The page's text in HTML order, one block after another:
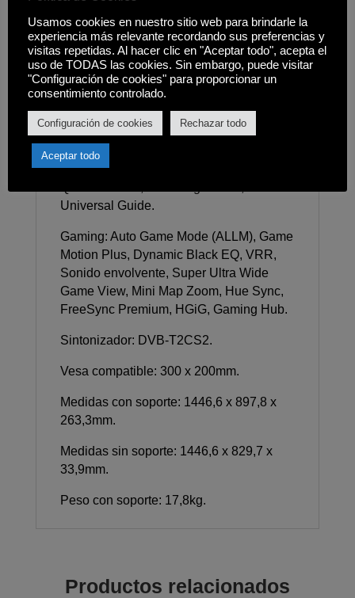
5.3, Anynet+ (HDMI-CEC).
Smart TV: Sistema operativo Tizen, Bixby,
Interacción por voz a larga distancia,
Asistente de voz compatible Alexa,
Samsung TV Plus, Funciona con altavoz
de IA Alexa y Google Assistant,
Navegador web, SmartThings Hub /
Matter Hub / IoT-Sensor Functionality /
Universal Guide.
Gaming: Auto Game Mode (ALLM), Game
Motion Plus, Dynamic Black EQ, VRR,
Sonido envolvente, Super Ultra Wide
Game View, Mini Map Zoom, Hue Sync,
FreeSync Premium, HGiG, Gaming Hub.
Sintonizador: DVB-T2CS2.
Vesa compatible: 300 x 200mm.
Medidas con soporte: 1446,6 x 897,8 x
263,3mm.
Medidas sin soporte: 1446,6 x 829,7 x
33,9mm.
Peso con soporte: 17,8kg.
Productos relacionados
Usamos cookies en nuestro sitio web para brindarle la
experiencia más relevante recordando sus preferencias y
visitas repetidas. Al hacer clic en "Aceptar todo", acepta el
uso de TODAS las cookies. Sin embargo, puede visitar
"Configuración de cookies" para proporcionar un
consentimiento controlado.
Configuración de cookies Rechazar todo
Aceptar todo